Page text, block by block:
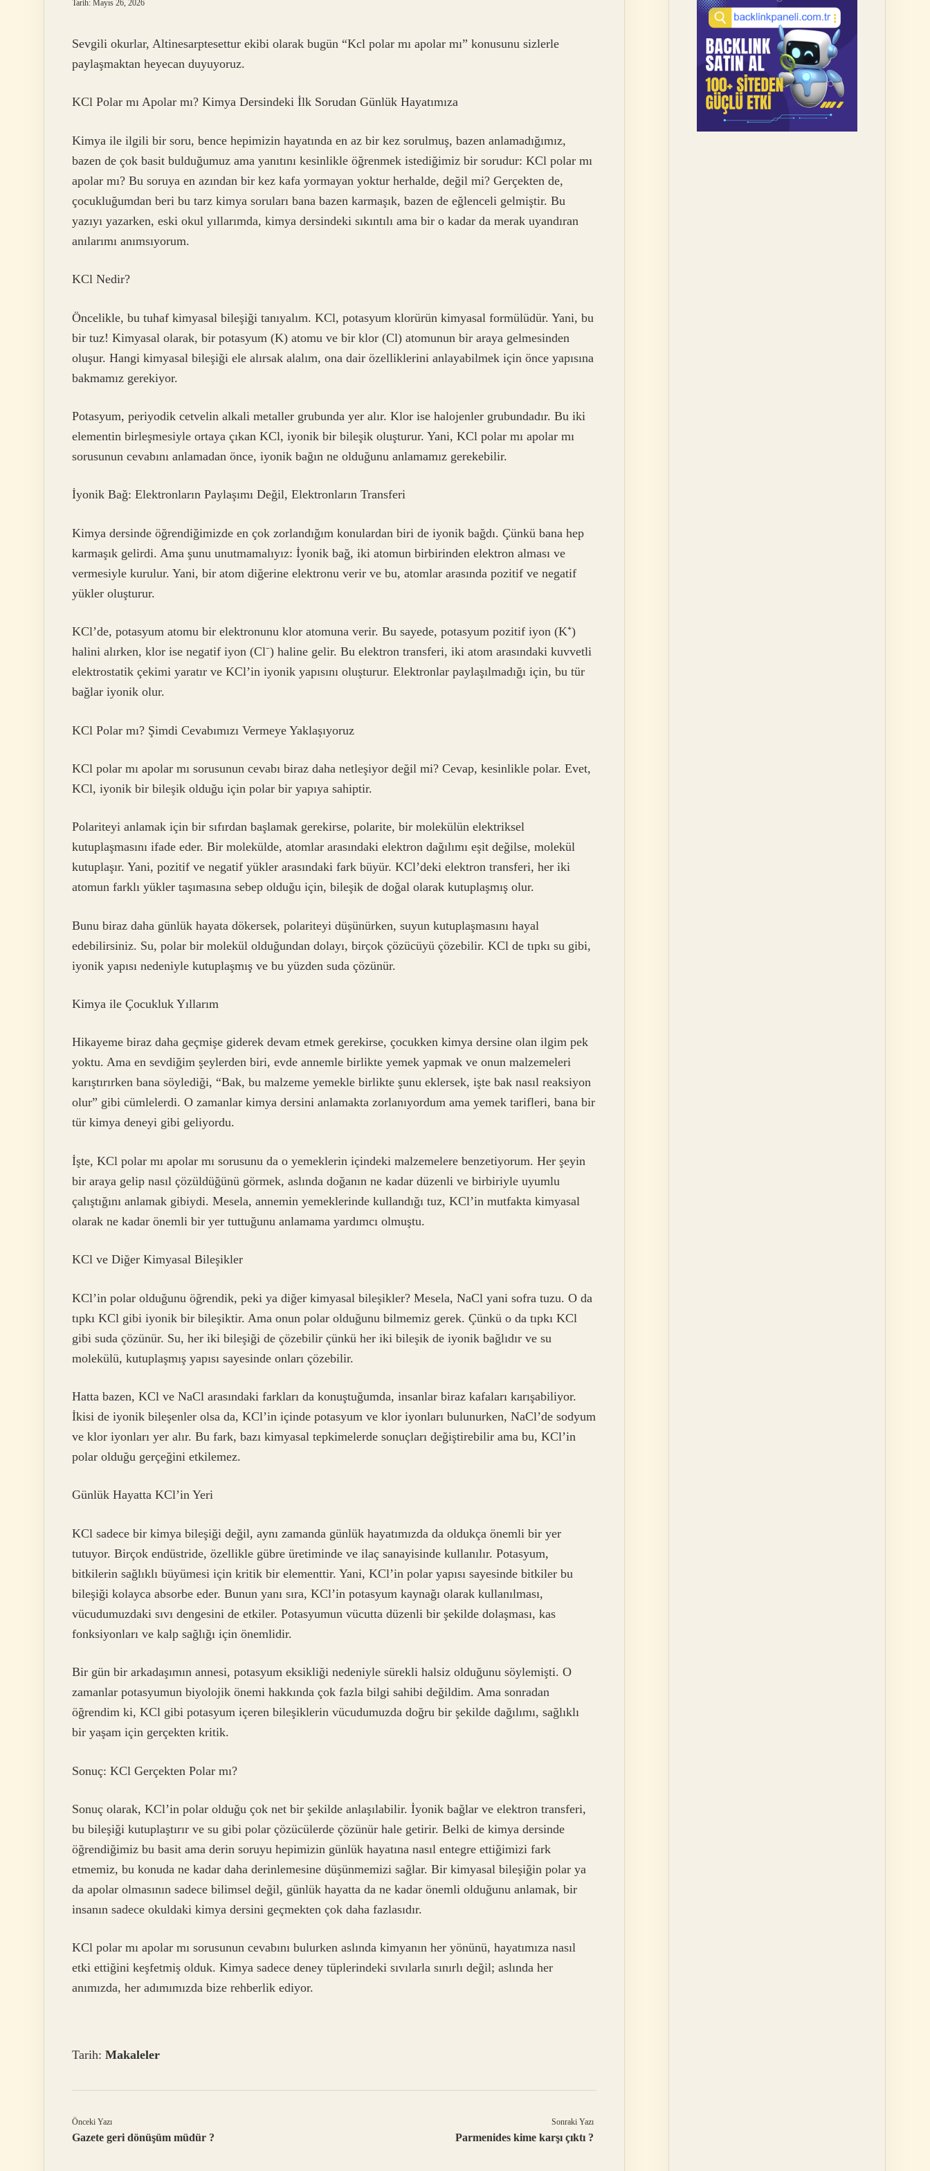
Tarih: Mayıs 26, 2026
Sevgili okurlar, Altinesarptesettur ekibi olarak bugün “Kcl polar mı apolar mı” konusunu sizlerle
paylaşmaktan heyecan duyuyoruz.
KCl Polar mı Apolar mı? Kimya Dersindeki İlk Sorudan Günlük Hayatımıza
Kimya ile ilgili bir soru, bence hepimizin hayatında en az bir kez sorulmuş, bazen anlamadığımız,
bazen de çok basit bulduğumuz ama yanıtını kesinlikle öğrenmek istediğimiz bir sorudur: KCl polar mı
apolar mı? Bu soruya en azından bir kez kafa yormayan yoktur herhalde, değil mi? Gerçekten de,
çocukluğumdan beri bu tarz kimya soruları bana bazen karmaşık, bazen de eğlenceli gelmiştir. Bu
yazıyı yazarken, eski okul yıllarımda, kimya dersindeki sıkıntılı ama bir o kadar da merak uyandıran
anılarımı anımsıyorum.
KCl Nedir?
Öncelikle, bu tuhaf kimyasal bileşiği tanıyalım. KCl, potasyum klorürün kimyasal formülüdür. Yani, bu
bir tuz! Kimyasal olarak, bir potasyum (K) atomu ve bir klor (Cl) atomunun bir araya gelmesinden
oluşur. Hangi kimyasal bileşiği ele alırsak alalım, ona dair özelliklerini anlayabilmek için önce yapısına
bakmamız gerekiyor.
Potasyum, periyodik cetvelin alkali metaller grubunda yer alır. Klor ise halojenler grubundadır. Bu iki
elementin birleşmesiyle ortaya çıkan KCl, iyonik bir bileşik oluşturur. Yani, KCl polar mı apolar mı
sorusunun cevabını anlamadan önce, iyonik bağın ne olduğunu anlamamız gerekebilir.
İyonik Bağ: Elektronların Paylaşımı Değil, Elektronların Transferi
Kimya dersinde öğrendiğimizde en çok zorlandığım konulardan biri de iyonik bağdı. Çünkü bana hep
karmaşık gelirdi. Ama şunu unutmamalıyız: İyonik bağ, iki atomun birbirinden elektron alması ve
vermesiyle kurulur. Yani, bir atom diğerine elektronu verir ve bu, atomlar arasında pozitif ve negatif
yükler oluşturur.
KCl’de, potasyum atomu bir elektronunu klor atomuna verir. Bu sayede, potasyum pozitif iyon (K⁺)
halini alırken, klor ise negatif iyon (Cl⁻) haline gelir. Bu elektron transferi, iki atom arasındaki kuvvetli
elektrostatik çekimi yaratır ve KCl’in iyonik yapısını oluşturur. Elektronlar paylaşılmadığı için, bu tür
bağlar iyonik olur.
KCl Polar mı? Şimdi Cevabımızı Vermeye Yaklaşıyoruz
KCl polar mı apolar mı sorusunun cevabı biraz daha netleşiyor değil mi? Cevap, kesinlikle polar. Evet,
KCl, iyonik bir bileşik olduğu için polar bir yapıya sahiptir.
Polariteyi anlamak için bir sıfırdan başlamak gerekirse, polarite, bir molekülün elektriksel
kutuplaşmasını ifade eder. Bir molekülde, atomlar arasındaki elektron dağılımı eşit değilse, molekül
kutuplaşır. Yani, pozitif ve negatif yükler arasındaki fark büyür. KCl’deki elektron transferi, her iki
atomun farklı yükler taşımasına sebep olduğu için, bileşik de doğal olarak kutuplaşmış olur.
Bunu biraz daha günlük hayata dökersek, polariteyi düşünürken, suyun kutuplaşmasını hayal
edebilirsiniz. Su, polar bir molekül olduğundan dolayı, birçok çözücüyü çözebilir. KCl de tıpkı su gibi,
iyonik yapısı nedeniyle kutuplaşmış ve bu yüzden suda çözünür.
Kimya ile Çocukluk Yıllarım
Hikayeme biraz daha geçmişe giderek devam etmek gerekirse, çocukken kimya dersine olan ilgim pek
yoktu. Ama en sevdiğim şeylerden biri, evde annemle birlikte yemek yapmak ve onun malzemeleri
karıştırırken bana söylediği, “Bak, bu malzeme yemekle birlikte şunu eklersek, işte bak nasıl reaksiyon
olur” gibi cümlelerdi. O zamanlar kimya dersini anlamakta zorlanıyordum ama yemek tarifleri, bana bir
tür kimya deneyi gibi geliyordu.
İşte, KCl polar mı apolar mı sorusunu da o yemeklerin içindeki malzemelere benzetiyorum. Her şeyin
bir araya gelip nasıl çözüldüğünü görmek, aslında doğanın ne kadar düzenli ve birbiriyle uyumlu
çalıştığını anlamak gibiydi. Mesela, annemin yemeklerinde kullandığı tuz, KCl’in mutfakta kimyasal
olarak ne kadar önemli bir yer tuttuğunu anlamama yardımcı olmuştu.
KCl ve Diğer Kimyasal Bileşikler
KCl’in polar olduğunu öğrendik, peki ya diğer kimyasal bileşikler? Mesela, NaCl yani sofra tuzu. O da
tıpkı KCl gibi iyonik bir bileşiktir. Ama onun polar olduğunu bilmemiz gerek. Çünkü o da tıpkı KCl
gibi suda çözünür. Su, her iki bileşiği de çözebilir çünkü her iki bileşik de iyonik bağlıdır ve su
molekülü, kutuplaşmış yapısı sayesinde onları çözebilir.
Hatta bazen, KCl ve NaCl arasındaki farkları da konuştuğumda, insanlar biraz kafaları karışabiliyor.
İkisi de iyonik bileşenler olsa da, KCl’in içinde potasyum ve klor iyonları bulunurken, NaCl’de sodyum
ve klor iyonları yer alır. Bu fark, bazı kimyasal tepkimelerde sonuçları değiştirebilir ama bu, KCl’in
polar olduğu gerçeğini etkilemez.
Günlük Hayatta KCl’in Yeri
KCl sadece bir kimya bileşiği değil, aynı zamanda günlük hayatımızda da oldukça önemli bir yer
tutuyor. Birçok endüstride, özellikle gübre üretiminde ve ilaç sanayisinde kullanılır. Potasyum,
bitkilerin sağlıklı büyümesi için kritik bir elementtir. Yani, KCl’in polar yapısı sayesinde bitkiler bu
bileşiği kolayca absorbe eder. Bunun yanı sıra, KCl’in potasyum kaynağı olarak kullanılması,
vücudumuzdaki sıvı dengesini de etkiler. Potasyumun vücutta düzenli bir şekilde dolaşması, kas
fonksiyonları ve kalp sağlığı için önemlidir.
Bir gün bir arkadaşımın annesi, potasyum eksikliği nedeniyle sürekli halsiz olduğunu söylemişti. O
zamanlar potasyumun biyolojik önemi hakkında çok fazla bilgi sahibi değildim. Ama sonradan
öğrendim ki, KCl gibi potasyum içeren bileşiklerin vücudumuzda doğru bir şekilde dağılımı, sağlıklı
bir yaşam için gerçekten kritik.
Sonuç: KCl Gerçekten Polar mı?
Sonuç olarak, KCl’in polar olduğu çok net bir şekilde anlaşılabilir. İyonik bağlar ve elektron transferi,
bu bileşiği kutuplaştırır ve su gibi polar çözücülerde çözünür hale getirir. Belki de kimya dersinde
öğrendiğimiz bu basit ama derin soruyu hepimizin günlük hayatına nasıl entegre ettiğimizi fark
etmemiz, bu konuda ne kadar daha derinlemesine düşünmemizi sağlar. Bir kimyasal bileşiğin polar ya
da apolar olmasının sadece bilimsel değil, günlük hayatta da ne kadar önemli olduğunu anlamak, bir
insanın sadece okuldaki kimya dersini geçmekten çok daha fazlasıdır.
KCl polar mı apolar mı sorusunun cevabını bulurken aslında kimyanın her yönünü, hayatımıza nasıl
etki ettiğini keşfetmiş olduk. Kimya sadece deney tüplerindeki sıvılarla sınırlı değil; aslında her
anımızda, her adımımızda bize rehberlik ediyor.
Tarih: Makaleler
Önceki Yazı
Gazete geri dönüşüm müdür ?
Sonraki Yazı
Parmenides kime karşı çıktı ?